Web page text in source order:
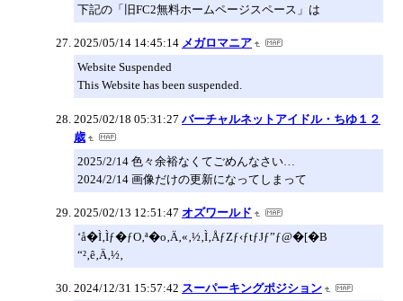
下記の「旧FC2無料ホームページスペース」は
2025/05/14 14:45:14 メガロマニア
Website Suspended
This Website has been suspended.
2025/02/18 05:31:27 バーチャルネットアイドル・ちゆ１２
歳
2025/2/14 色々余裕なくてごめんなさい…
2024/2/14 画像だけの更新になってしまって
2025/02/13 12:51:47 オズワールド
‘å�Ì‚Ìƒ�ƒO‚ª�o‚Ä‚«‚½‚Ì‚ÅƒZƒ‹ƒtƒJƒ”ƒ@�[�B
“²‚ê‚Ä‚½‚
2024/12/31 15:57:42 スーパーキングポジション